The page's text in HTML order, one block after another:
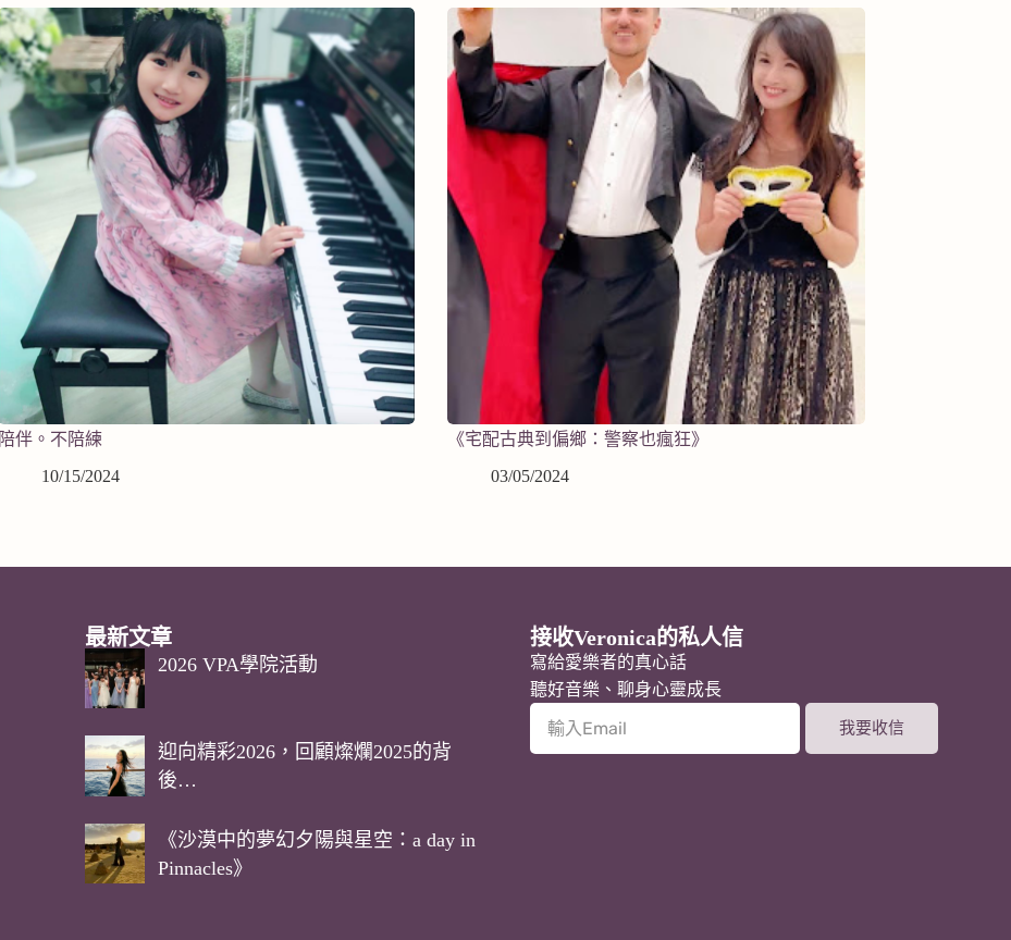
陪伴。不陪練
10/15/2024
《宅配古典到偏鄉：警察也瘋狂》
03/05/2024
最新文章
2026 VPA學院活動
迎向精彩2026，回顧燦爛2025的背
後…
《沙漠中的夢幻夕陽與星空：a day in
Pinnacles》
接收Veronica的私人信
寫給愛樂者的真心話
聽好音樂、聊身心靈成長
我要收信